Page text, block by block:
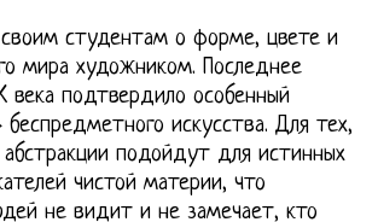
своим студентам о форме, цвете и
мира художником. Последнее
века подтвердило особенный
искусства. Для тех,
подойдут для истинных
чистой материи, что
не видит и не замечает, кто